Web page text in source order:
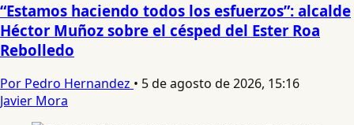
“Estamos haciendo todos los esfuerzos”: alcalde
Héctor Muñoz sobre el césped del Ester Roa
Rebolledo
Por Pedro Hernandez • 5 de agosto de 2026, 15:16
Javier Mora